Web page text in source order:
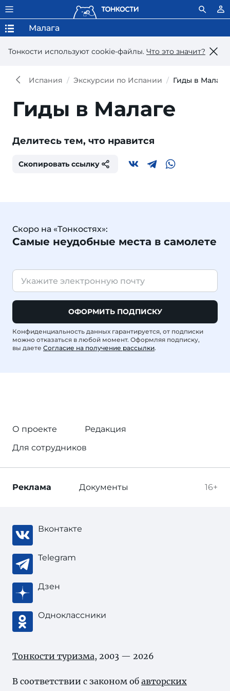
Тонкости используют сookie-файлы. Что это значит?
Малага
Испания Экскурсии по Испании Гиды в Малаге
Гиды в Малаге
Делитесь тем, что нравится
Скопировать ссылку
Скоро на «Тонкостях»:
Самые неудобные места в самолете
ОФОРМИТЬ ПОДПИСКУ
Конфиденциальность данных гарантируется, от подписки
можно отказаться в любой момент. Оформляя подписку,
вы даете Согласие на получение рассылки.
О проекте
Редакция
Для сотрудников
16+
Реклама Документы
Вконтакте
Telegram
Дзен
Одноклассники
Тонкости туризма, 2003 — 2026
В соответствии с законом об авторских